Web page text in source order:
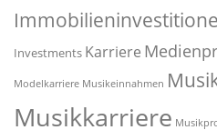
Investments Karriere
Modelkarriere Musikeinnahmen
Musikkarriere